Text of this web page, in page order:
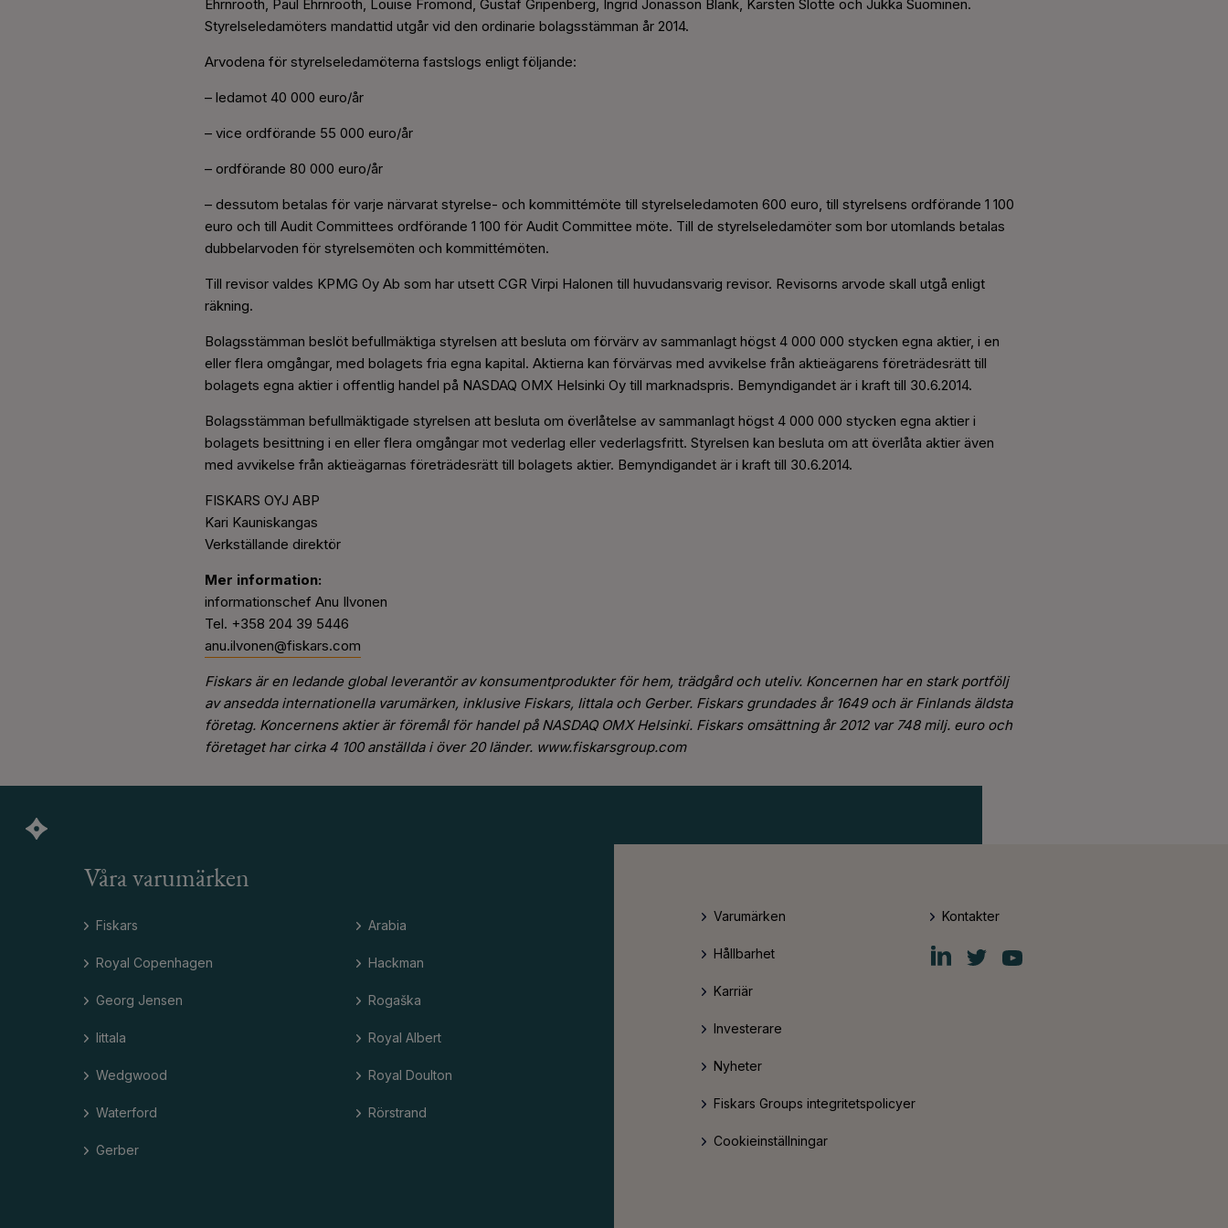
Ehrnrooth, Paul Ehrnrooth, Louise Fromond, Gustaf Gripenberg, Ingrid Jonasson Blank, Karsten Slotte och Jukka Suominen.
Styrelseledamöters mandattid utgår vid den ordinarie bolagsstämman år 2014.
Arvodena för styrelseledamöterna fastslogs enligt följande:
– ledamot 40 000 euro/år
– vice ordförande 55 000 euro/år
– ordförande 80 000 euro/år
– dessutom betalas för varje närvarat styrelse- och kommittémöte till styrelseledamoten 600 euro, till styrelsens ordförande 1 100
euro och till Audit Committees ordförande 1 100 för Audit Committee möte. Till de styrelseledamöter som bor utomlands betalas
dubbelarvoden för styrelsemöten och kommittémöten.
Till revisor valdes KPMG Oy Ab som har utsett CGR Virpi Halonen till huvudansvarig revisor. Revisorns arvode skall utgå enligt
räkning.
Bolagsstämman beslöt befullmäktiga styrelsen att besluta om förvärv av sammanlagt högst 4 000 000 stycken egna aktier, i en
eller flera omgångar, med bolagets fria egna kapital. Aktierna kan förvärvas med avvikelse från aktieägarens företrädesrätt till
bolagets egna aktier i offentlig handel på NASDAQ OMX Helsinki Oy till marknadspris. Bemyndigandet är i kraft till 30.6.2014.
Bolagsstämman befullmäktigade styrelsen att besluta om överlåtelse av sammanlagt högst 4 000 000 stycken egna aktier i
bolagets besittning i en eller flera omgångar mot vederlag eller vederlagsfritt. Styrelsen kan besluta om att överlåta aktier även
med avvikelse från aktieägarnas företrädesrätt till bolagets aktier. Bemyndigandet är i kraft till 30.6.2014.
FISKARS OYJ ABP
Kari Kauniskangas
Verkställande direktör
Mer information:
informationschef Anu Ilvonen
Tel. +358 204 39 5446
anu.ilvonen@fiskars.com
Fiskars är en ledande global leverantör av konsumentprodukter för hem, trädgård och uteliv. Koncernen har en stark portfölj
av ansedda internationella varumärken, inklusive Fiskars, Iittala och Gerber. Fiskars grundades år 1649 och är Finlands äldsta
företag. Koncernens aktier är föremål för handel på NASDAQ OMX Helsinki. Fiskars omsättning år 2012 var 748 milj. euro och
företaget har cirka 4 100 anställda i över 20 länder. www.fiskarsgroup.com
Våra varumärken
Fiskars
Royal Copenhagen
Georg Jensen
Iittala
Wedgwood
Waterford
Gerber
Arabia
Hackman
Rogaška
Royal Albert
Royal Doulton
Rörstrand
Varumärken
Hållbarhet
Karriär
Investerare
Nyheter
Fiskars Groups integritetspolicyer
Cookieinställningar
Kontakter
Fiskars
Group
Fiskars
Group
Fiskars
Group